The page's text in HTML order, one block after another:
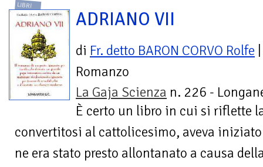
LIBRI
ADRIANO VII
di Fr. detto BARON CORVO Rolfe
Romanzo
La Gaja Scienza n. 226 -
È certo un libro in cui si riflette
convertitosi al cattolicesimo, aveva
ne era stato presto allontanato a causa